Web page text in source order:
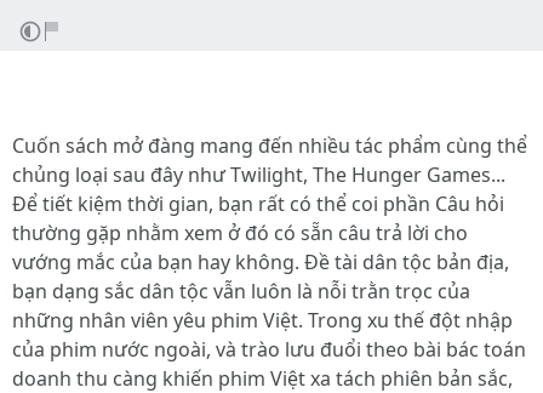
Cuốn sách mở đàng mang đến nhiều tác phẩm cùng thể
chủng loại sau đây như Twilight, The Hunger Games...
Để tiết kiệm thời gian, bạn rất có thể coi phần Câu hỏi
thường gặp nhằm xem ở đó có sẵn câu trả lời cho
vướng mắc của bạn hay không. Đề tài dân tộc bản địa,
bạn dạng sắc dân tộc vẫn luôn là nỗi trằn trọc của
những nhân viên yêu phim Việt. Trong xu thế đột nhập
của phim nước ngoài, và trào lưu đuổi theo bài bác toán
doanh thu càng khiến phim Việt xa tách phiên bản sắc,